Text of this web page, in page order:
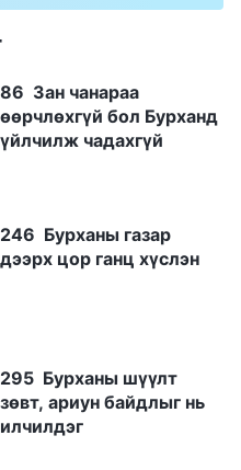
86 Зан чанараа
өөрчлөхгүй бол Бурханд
үйлчилж чадахгүй
246 Бурханы газар
дээрх цор ганц хүслэн
295 Бурханы шүүлт
зөвт, ариун байдлыг нь
илчилдэг